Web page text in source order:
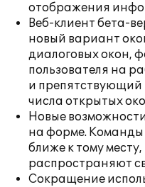
отображения
Веб-клиент бета-
новый вариант
диалоговых окон,
пользователя на
и
числа открытых
Новые
на форме. Команды
ближе к тому
распространяют
Сокращение